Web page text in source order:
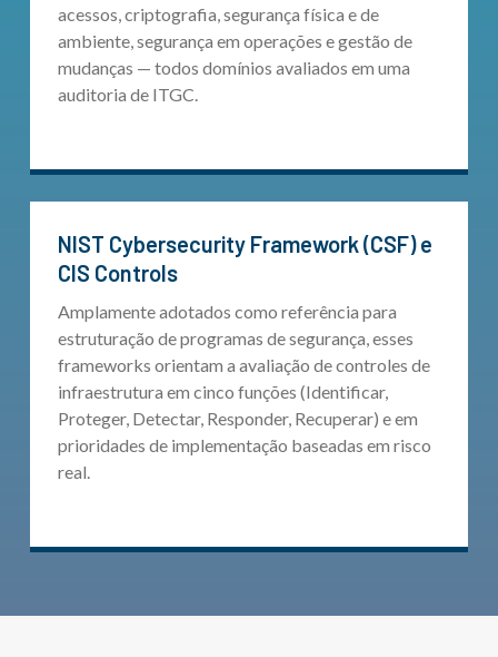
acessos, criptografia, segurança física e de
ambiente, segurança em operações e gestão de
mudanças — todos domínios avaliados em uma
auditoria de ITGC.
NIST Cybersecurity Framework (CSF) e
CIS Controls
Amplamente adotados como referência para
estruturação de programas de segurança, esses
frameworks orientam a avaliação de controles de
infraestrutura em cinco funções (Identificar,
Proteger, Detectar, Responder, Recuperar) e em
prioridades de implementação baseadas em risco
real.